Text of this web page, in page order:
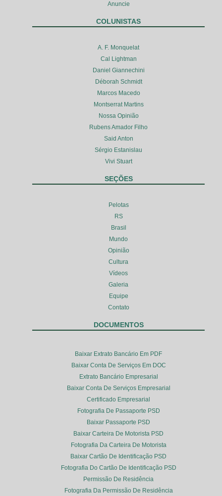
Anuncie
COLUNISTAS
A. F. Monquelat
Cal Lightman
Daniel Giannechini
Déborah Schmidt
Marcos Macedo
Montserrat Martins
Nossa Opinião
Rubens Amador Filho
Said Anton
Sérgio Estanislau
Vivi Stuart
SEÇÕES
Pelotas
RS
Brasil
Mundo
Opinião
Cultura
Vídeos
Galeria
Equipe
Contato
DOCUMENTOS
Baixar Extrato Bancário Em PDF
Baixar Conta De Serviços Em DOC
Extrato Bancário Empresarial
Baixar Conta De Serviços Empresarial
Certificado Empresarial
Fotografia De Passaporte PSD
Baixar Passaporte PSD
Baixar Carteira De Motorista PSD
Fotografia Da Carteira De Motorista
Baixar Cartão De Identificação PSD
Fotografia Do Cartão De Identificação PSD
Permissão De Residência
Fotografia Da Permissão De Residência